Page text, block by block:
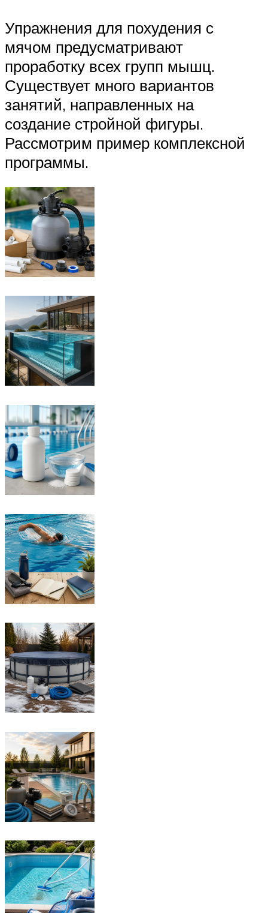
Упражнения для похудения с
мячом предусматривают
проработку всех групп мышц.
Существует много вариантов
занятий, направленных на
создание стройной фигуры.
Рассмотрим пример комплексной
программы.